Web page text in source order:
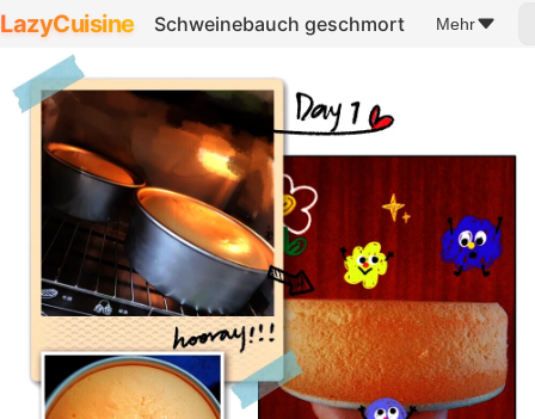
LazyCuisine Schweinebauch geschmort Mehr